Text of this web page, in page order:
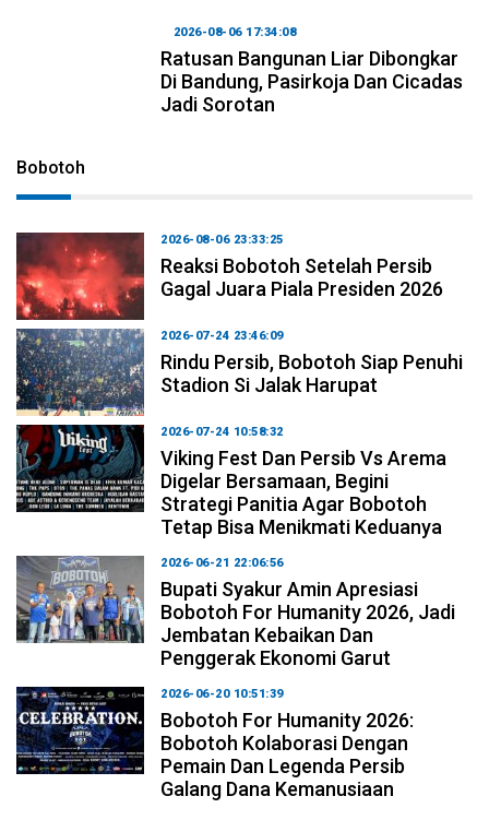
2026-08-06 17:34:08
Ratusan Bangunan Liar Dibongkar
Di Bandung, Pasirkoja Dan Cicadas
Jadi Sorotan
Bobotoh
2026-08-06 23:33:25
Reaksi Bobotoh Setelah Persib
Gagal Juara Piala Presiden 2026
2026-07-24 23:46:09
Rindu Persib, Bobotoh Siap Penuhi
Stadion Si Jalak Harupat
2026-07-24 10:58:32
Viking Fest Dan Persib Vs Arema
Digelar Bersamaan, Begini
Strategi Panitia Agar Bobotoh
Tetap Bisa Menikmati Keduanya
2026-06-21 22:06:56
Bupati Syakur Amin Apresiasi
Bobotoh For Humanity 2026, Jadi
Jembatan Kebaikan Dan
Penggerak Ekonomi Garut
2026-06-20 10:51:39
Bobotoh For Humanity 2026:
Bobotoh Kolaborasi Dengan
Pemain Dan Legenda Persib
Galang Dana Kemanusiaan